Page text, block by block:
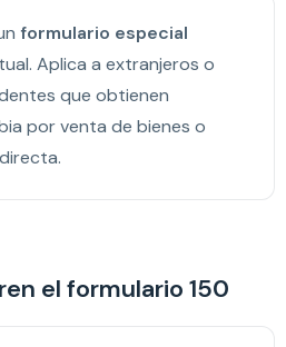
formulario especial
Aplica a extranjeros o
que obtienen
por venta de bienes o
el formulario 150